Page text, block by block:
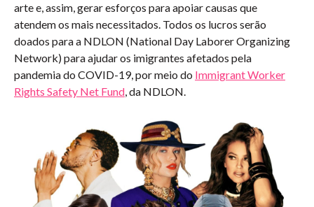
arte e, assim, gerar esforços para apoiar causas que
atendem os mais necessitados. Todos os lucros serão
doados para a NDLON (National Day Laborer Organizing
Network) para ajudar os imigrantes afetados pela
pandemia do COVID-19, por meio do Immigrant Worker
Rights Safety Net Fund, da NDLON.